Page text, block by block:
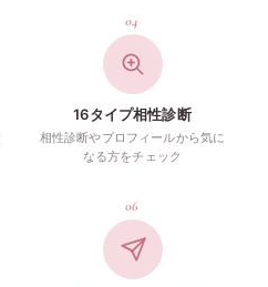
04
16タイプ相性診断
相性診断やプロフィールから気に
なる方をチェック
06